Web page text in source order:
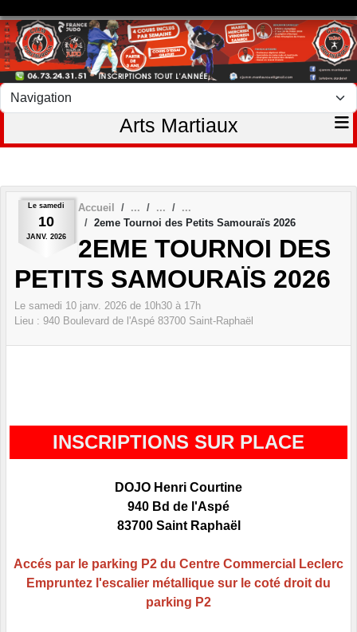
Arts Martiaux
Le samedi
10
JANV. 2026
Accueil
2eme Tournoi des Petits Samouraïs 2026
2EME TOURNOI DES
PETITS SAMOURAÏS 2026
Le samedi 10 janv. 2026 de 10h30 à 17h
Lieu : 940 Boulevard de l'Aspé 83700 Saint-Raphaël
INSCRIPTIONS SUR PLACE
DOJO Henri Courtine
940 Bd de l'Aspé
83700 Saint Raphaël
Accés par le parking P2 du Centre Commercial Leclerc
Empruntez l'escalier métallique sur le coté droit du
parking P2